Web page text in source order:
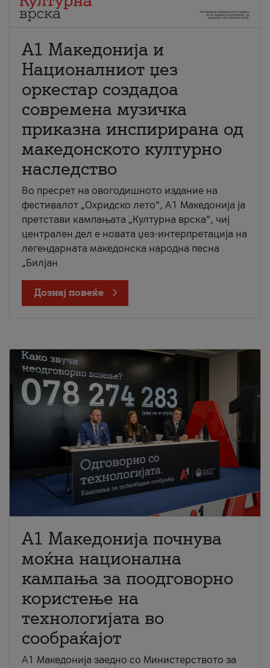
А1 Македонија и
Националниот џез
оркестар создадоа
современа музичка
приказна инспирирана од
македонското културно
наследство
Во пресрет на овогодишното издание на
фестивалот „Охридско лето“, А1 Македонија ја
претстави кампањата „Културна врска“, чиј
централен дел е новата џез-интерпретација на
легендарната македонска народна песна
„Билјан
Дознај повеќе
A1 Македонија почнува
моќна национална
кампања за поодговорно
користење на
технологијата во
сообраќајот
A1 Македонија заедно со Министерството за